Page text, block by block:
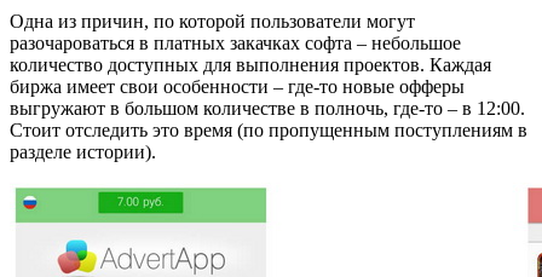
Одна из причин, по которой пользователи могут
разочароваться в платных закачках софта – небольшое
количество доступных для выполнения проектов. Каждая
биржа имеет свои особенности – где-то новые офферы
выгружают в большом количестве в полночь, где-то – в 12:00.
Стоит отследить это время (по пропущенным поступлениям в
разделе истории).